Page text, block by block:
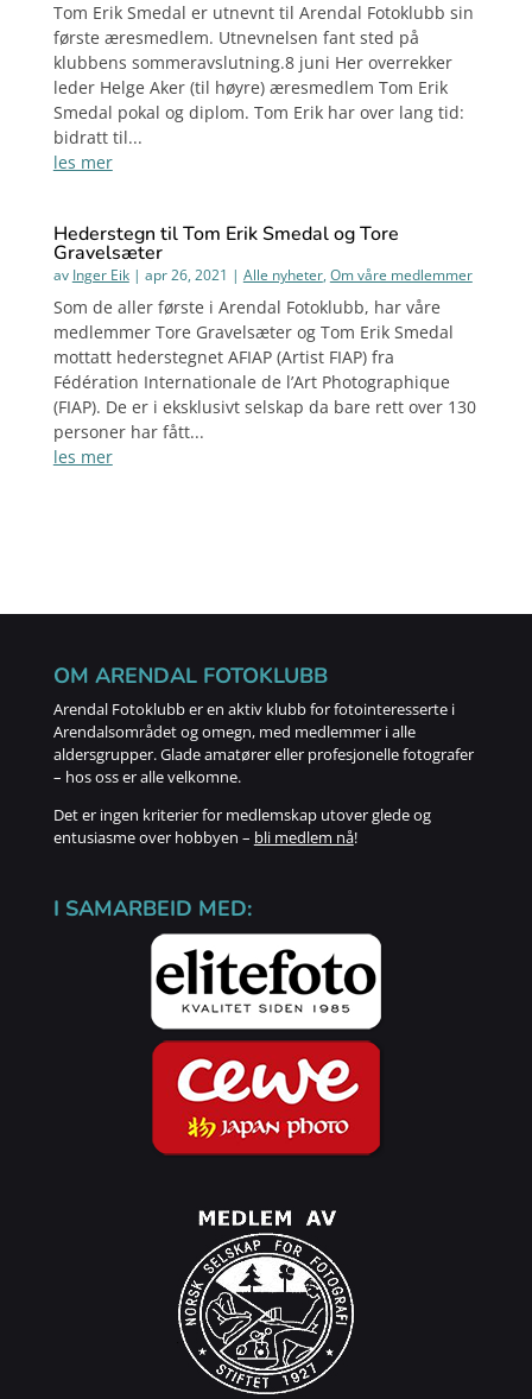
Tom Erik Smedal er utnevnt til Arendal Fotoklubb sin
første æresmedlem. Utnevnelsen fant sted på
klubbens sommeravslutning.8 juni Her overrekker
leder Helge Aker (til høyre) æresmedlem Tom Erik
Smedal pokal og diplom. Tom Erik har over lang tid:
bidratt til...
les mer
Hederstegn til Tom Erik Smedal og Tore
Gravelsæter
av Inger Eik| apr 26, 2021 | Alle nyheter, Om våre medlemmer
Som de aller første i Arendal Fotoklubb, har våre
medlemmer Tore Gravelsæter og Tom Erik Smedal
mottatt hederstegnet AFIAP (Artist FIAP) fra
Fédération Internationale de l’Art Photographique
(FIAP). De er i eksklusivt selskap da bare rett over 130
personer har fått...
les mer
OM ARENDAL FOTOKLUBB
Arendal Fotoklubb er en aktiv klubb for fotointeresserte i
Arendalsområdet og omegn, med medlemmer i alle
aldersgrupper. Glade amatører eller profesjonelle fotografer
– hos oss er alle velkomne.
Det er ingen kriterier for medlemskap utover glede og
entusiasme over hobbyen – bli medlem nå!
I SAMARBEID MED: